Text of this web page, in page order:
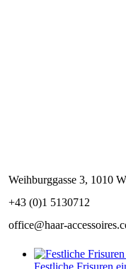
Weihburggasse 3, 1010
+43 (0)1 5130712
office@haar-